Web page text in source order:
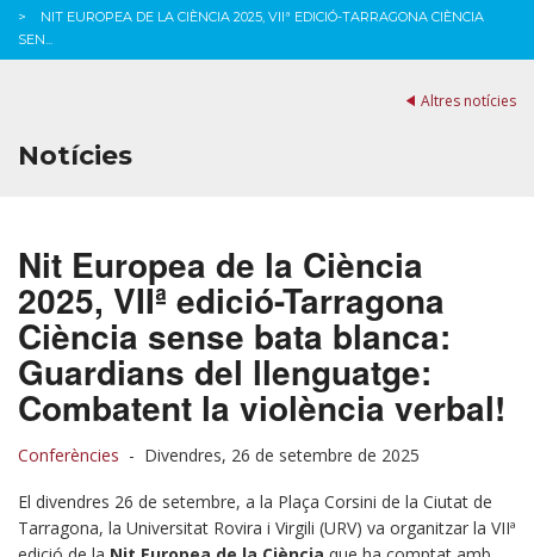
NIT EUROPEA DE LA CIÈNCIA 2025, VIIª EDICIÓ-TARRAGONA CIÈNCIA
SEN...
Altres notícies
Notícies
Nit Europea de la Ciència
2025, VIIª edició-Tarragona
Ciència sense bata blanca:
Guardians del llenguatge:
Combatent la violència verbal!
Conferències - Divendres, 26 de setembre de 2025
El divendres 26 de setembre, a la Plaça Corsini de la Ciutat de
Tarragona, la Universitat Rovira i Virgili (URV) va organitzar la VIIª